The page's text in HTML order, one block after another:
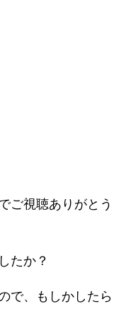
ご視聴ありがとう
たか？
で、もしかしたら